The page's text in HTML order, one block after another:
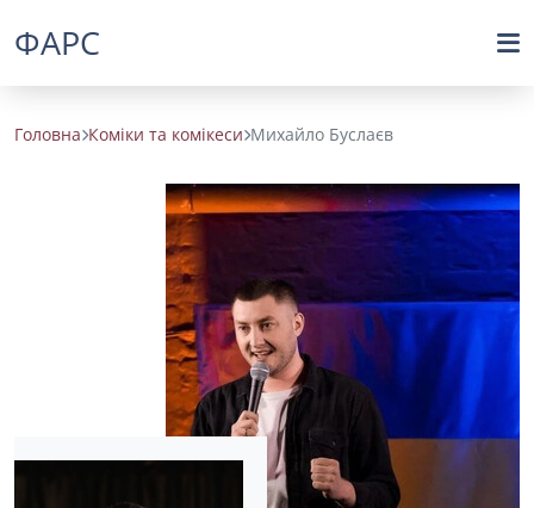
ФАРС
Головна Коміки та комікеси Михайло Буслаєв